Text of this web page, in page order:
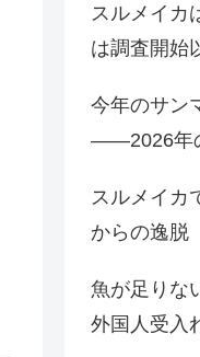
スルメイ
は調査開始
今年のサン
――2026年
スルメイカ
からの逸脱
魚が足りな
外国人受入